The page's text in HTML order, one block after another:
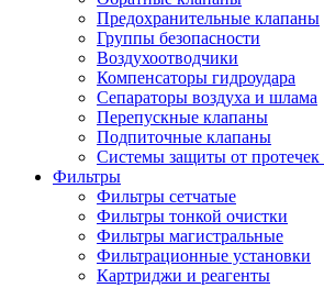
Предохранительные клапаны
Группы безопасности
Воздухоотводчики
Компенсаторы гидроудара
Сепараторы воздуха и шлама
Перепускные клапаны
Подпиточные клапаны
Системы защиты от
Фильтры
Фильтры сетчатые
Фильтры тонкой очистки
Фильтры магистральные
Фильтрационные установки
Картриджи и реагенты